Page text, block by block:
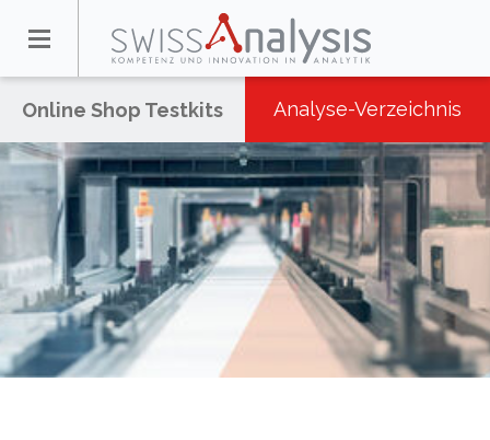
Online Shop Testkits Analyse-Verzeichnis